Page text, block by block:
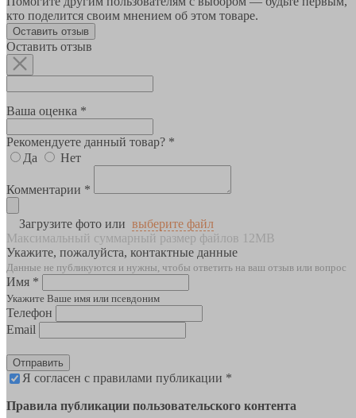
кто поделится своим мнением об этом товаре.
Оставить отзыв
Оставить отзыв
Ваша оценка *
Рекомендуете данный товар? *
Да
Нет
Комментарии *
Загрузите фото или выберите файл
Максимальный суммарный размер файлов 12MB
Укажите, пожалуйста, контактные данные
Данные не публикуются и нужны, чтобы ответить на ваш отзыв или вопрос
Имя *
Укажите Ваше имя или псевдоним
Телефон
Email
Отправить
Я согласен с правилами публикации *
Правила публикации пользовательского контента